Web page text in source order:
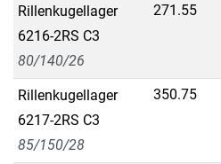
Rillenkugellager
6216-2RS C3
80/140/26
271.55
Rillenkugellager
6217-2RS C3
85/150/28
350.75